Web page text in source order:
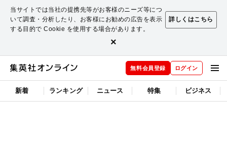
当サイトでは当社の提携先等がお客様のニーズ等につ
いて調査・分析したり、お客様にお勧めの広告を表示
する目的で Cookie を使用する場合があります。
詳しくはこちら
×
無料会員登録 ログイン
新着 ランキング ニュース 特集 ビジネス